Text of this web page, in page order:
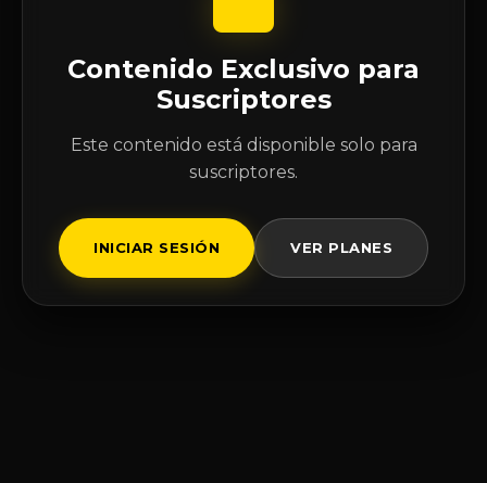
Contenido Exclusivo para
Suscriptores
Este contenido está disponible solo para
suscriptores.
INICIAR SESIÓN VER PLANES